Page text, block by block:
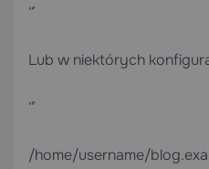
“`
Lub w niektórych
“`
/home/username/